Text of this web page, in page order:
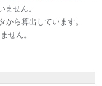
せん。
ら算出しています。
せん。